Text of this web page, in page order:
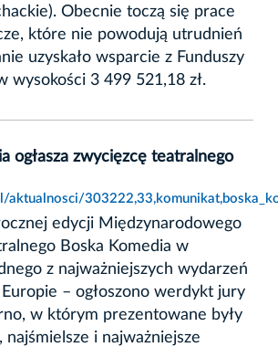
Obecnie toczą się prace
które nie powodują utrudnień
uzyskało wsparcie z Funduszy
wysokości 3 499 521,18 zł.
ogłasza zwycięzcę teatralnego
aktualnosci/
edycji Międzynarodowego
Boska Komedia w
z najważniejszych wydarzeń
– ogłoszono werdykt jury
w którym prezentowane były
najśmielsze i najważniejsze